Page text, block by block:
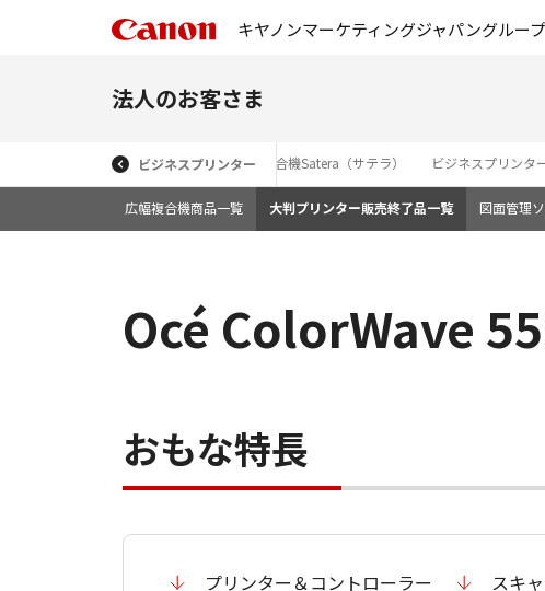
キヤノンマーケティングジャパングループ
法人のお客さま
ビジネスプリンター
レーザービームプリンター・複合機Satera（サテラ） ビジネスプリンタ
広幅複合機商品一覧 大判プリンター販売終了品一覧 図面管理
Océ ColorWave
おもな特長
プリンター＆コントローラー スキ